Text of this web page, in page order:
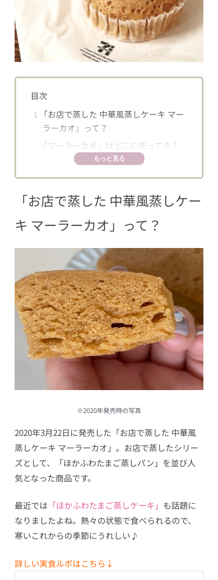
目次
1
「お店で蒸した 中華風蒸しケーキ マー
ラーカオ」って？
「マーラーカオ」はどこに売ってる？
もっと見る
「お店で蒸した 中華風蒸しケー
キ マーラーカオ」って？
※2020年発売時の写真
2020年3月22日に発売した「お店で蒸した 中華風
蒸しケーキ マーラーカオ」。お店で蒸したシリー
ズとして、「ほかふわたまご蒸しパン」を並び人
気となった商品です。
最近では 「ほかふわたまご蒸しケーキ」 も話題に
なりましたよね。熱々の状態で食べられるので、
寒いこれからの季節にうれしい♪
詳しい実食ルポはこちら↓